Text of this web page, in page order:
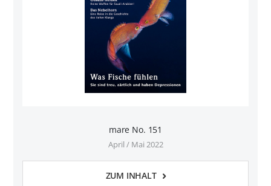
mare No. 151
April / Mai 2022
ZUM INHALT